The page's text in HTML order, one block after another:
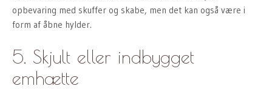
opbevaring med skuffer og skabe, men det kan også være i
form af åbne hylder.
5. Skjult eller indbygget
emhætte